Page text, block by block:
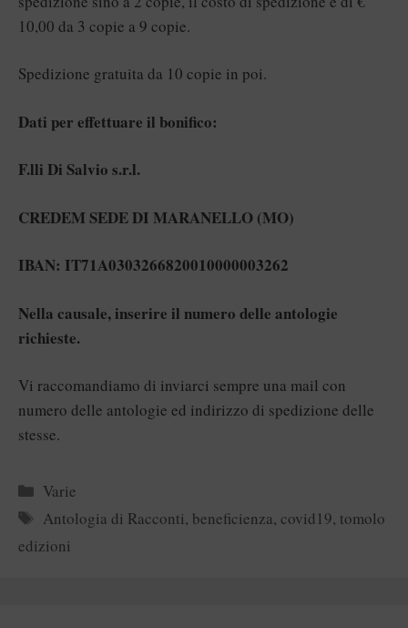
10,00 da 3 copie a 9 copie.
Spedizione gratuita da 10 copie in poi.
Dati per effettuare il bonifico:
F.lli Di Salvio s.r.l.
CREDEM SEDE DI MARANELLO (MO)
IBAN: IT71A0303266820010000003262
Nella causale, inserire il numero delle antologie
richieste.
Vi raccomandiamo di inviarci sempre una mail con
numero delle antologie ed indirizzo di spedizione delle
stesse.
Categorie
Varie
Tag
Antologia di Racconti, beneficienza,covid19, tomolo
edizioni